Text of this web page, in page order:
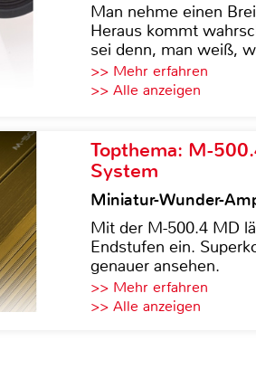
Man nehme einen
Heraus kommt
sei denn, man weiß,
>> Mehr erfahren
>> Alle anzeigen
Topthema: M-
System
Miniatur-Wunder-
Mit der M-500.4 MD
Endstufen ein.
genauer ansehen.
>> Mehr erfahren
>> Alle anzeigen